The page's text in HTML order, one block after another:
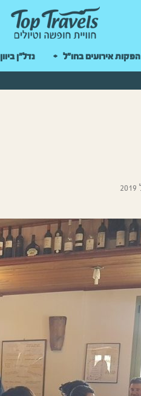
הפקות אירועים בחו"ל נדל"ן ביוון